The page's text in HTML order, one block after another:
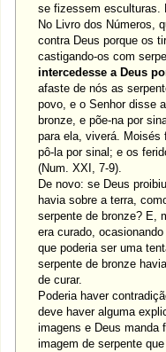
se fizessem esculturas.
No Livro dos Números,
contra Deus porque os
castigando-os com
intercedesse a Deus
afaste de nós as
povo, e o Senhor disse
bronze, e põe-na por
para ela, viverá. Moisés
pô-la por sinal; e os
(Num. XXI, 7-9).
De novo: se Deus
havia sobre a terra,
serpente de bronze? E,
era curado,
que poderia ser uma
serpente de bronze
de curar.
Poderia haver
deve haver alguma
imagens e Deus manda
imagem de serpente